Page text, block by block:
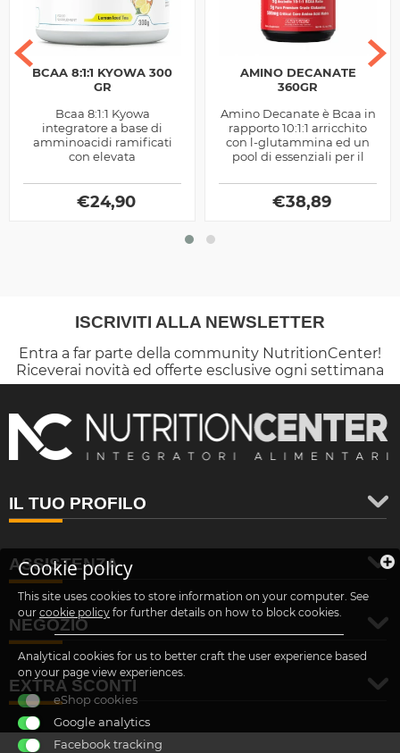
BCAA 8:1:1 KYOWA 300
GR
Bcaa 8:1:1 Kyowa
integratore a base di
amminoacidi ramificati
con elevata
ideali per migliorare il
nutrimento muscolare,
prodotto...
€24,90
AMINO DECANATE
360GR
Amino Decanate è Bcaa in
rapporto 10:1:1 arricchito
con l-glutammina ed un
pool di essenziali per il
proteica, ottimo pre e
post...
€38,89
ISCRIVITI ALLA NEWSLETTER
Entra a far parte della community NutritionCenter!
Riceverai novità ed offerte esclusive ogni settimana
IL TUO PROFILO
ASSISTENZA
NEGOZIO
EXTRA SCONTI
Cookie policy
This site uses cookies to store information on your computer. See
our cookie policy for further details on how to block cookies.
Analytical cookies for us to better craft the user experience based
on your page view experiences.
eShop cookies
Google analytics
Facebook tracking